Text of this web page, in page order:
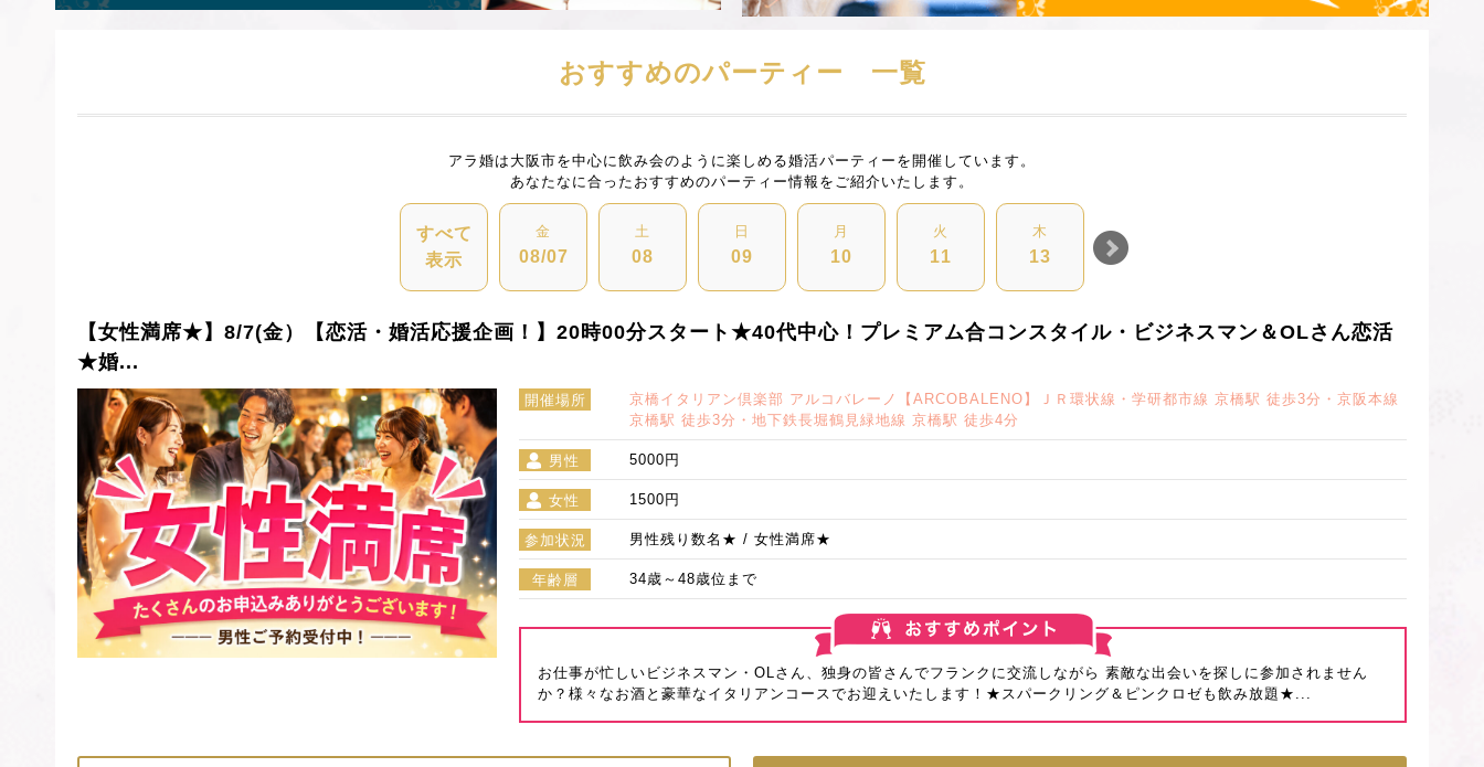
おすすめのパーティー 一覧
アラ婚は大阪市を中心に飲み会のように楽しめる婚活パーティーを開催しています。
あなたなに合ったおすすめのパーティー情報をご紹介いたします。
すべて
表示
金
08/07
土
08
日
09
月
10
火
11
木
13
【女性満席★】8/7(金）【恋活・婚活応援企画！】20時00分スタート★40代中心！プレミアム合コンスタイル・ビジネスマン＆OLさん恋活
★婚...
開催場所
京橋イタリアン倶楽部 アルコバレーノ【ARCOBALENO】ＪＲ環状線・学研都市線 京橋駅 徒歩3分・京阪本線
京橋駅 徒歩3分・地下鉄長堀鶴見緑地線 京橋駅 徒歩4分
男性 5000円
女性 1500円
参加状況 男性残り数名★ / 女性満席★
年齢層 34歳～48歳位まで
お仕事が忙しいビジネスマン・OLさん、独身の皆さんでフランクに交流しながら 素敵な出会いを探しに参加されません
か？様々なお酒と豪華なイタリアンコースでお迎えいたします！★スパークリング＆ピンクロゼも飲み放題★...